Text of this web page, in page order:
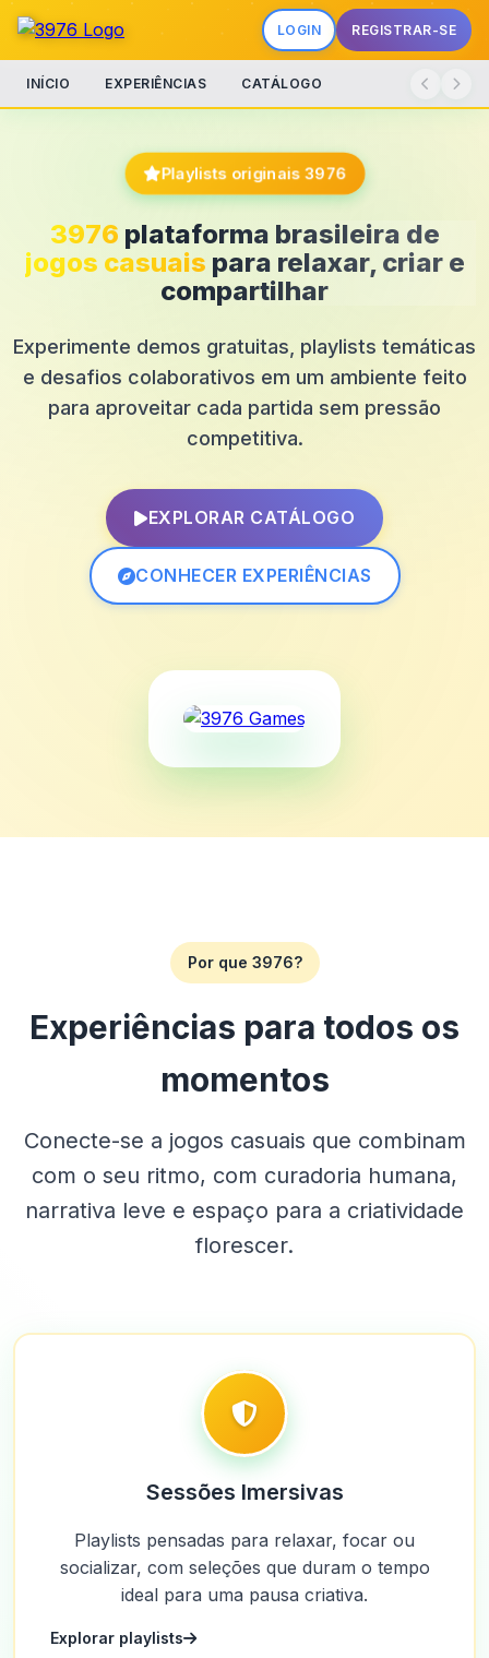
LOGIN REGISTRAR-SE
INÍCIO EXPERIÊNCIAS CATÁLOGO
Playlists originais 3976
3976 plataforma brasileira de
jogos casuais para relaxar, criar e
compartilhar
Experimente demos gratuitas, playlists temáticas
e desafios colaborativos em um ambiente feito
para aproveitar cada partida sem pressão
competitiva.
EXPLORAR CATÁLOGO
CONHECER EXPERIÊNCIAS
Por que 3976?
Experiências para todos os
momentos
Conecte-se a jogos casuais que combinam
com o seu ritmo, com curadoria humana,
narrativa leve e espaço para a criatividade
florescer.
Sessões Imersivas
Playlists pensadas para relaxar, focar ou
socializar, com seleções que duram o tempo
ideal para uma pausa criativa.
Explorar playlists